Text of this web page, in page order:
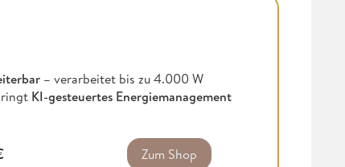
– verarbeitet bis zu 4.000 W
KI-gesteuertes Energiemanagement
Zum Shop